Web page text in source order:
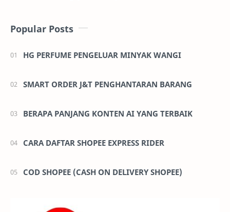
Popular Posts
HG PERFUME PENGELUAR MINYAK WANGI
SMART ORDER J&T PENGHANTARAN BARANG
BERAPA PANJANG KONTEN AI YANG TERBAIK
CARA DAFTAR SHOPEE EXPRESS RIDER
COD SHOPEE (CASH ON DELIVERY SHOPEE)